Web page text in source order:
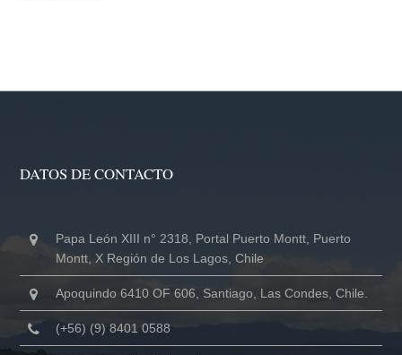
DATOS DE CONTACTO
Papa León XIII n° 2318, Portal Puerto Montt, Puerto
Montt, X Región de Los Lagos, Chile
Apoquindo 6410 OF 606, Santiago, Las Condes, Chile.
(+56) (9) 8401 0588